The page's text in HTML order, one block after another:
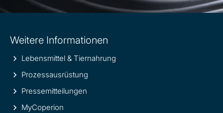
information
Weitere Informationen
Lebensmittel & Tiernahrung
Prozessausrüstung
Pressemitteilungen
MyCoperion